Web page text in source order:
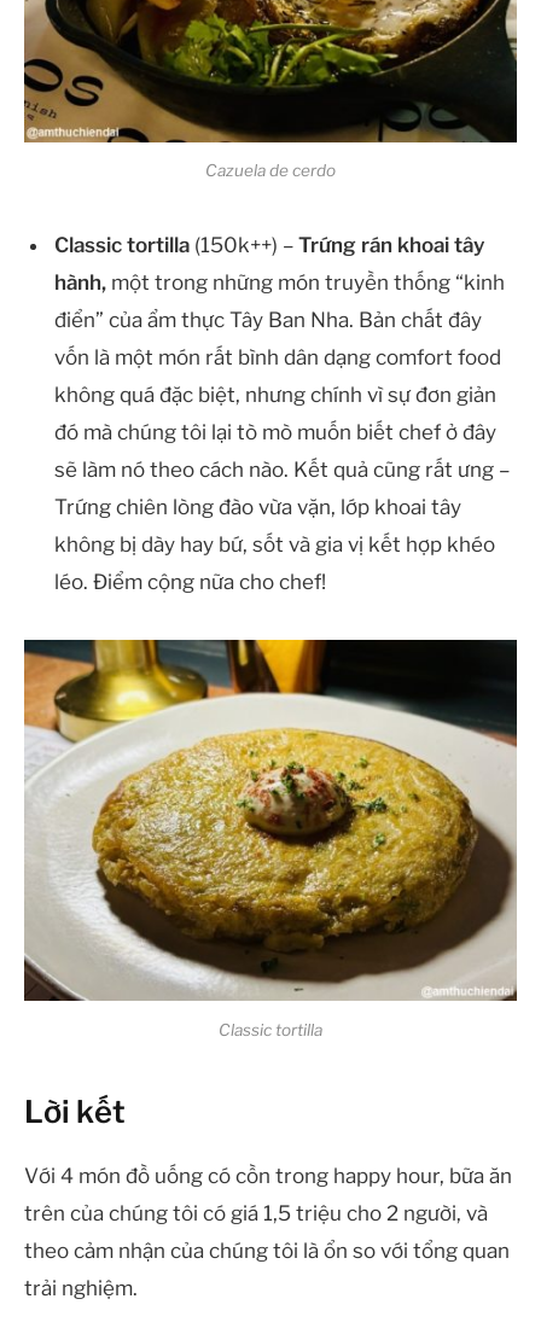
Cazuela de cerdo
Classic tortilla (150k++) – Trứng rán khoai tây
hành, một trong những món truyền thống “kinh
điển” của ẩm thực Tây Ban Nha. Bản chất đây
vốn là một món rất bình dân dạng comfort food
không quá đặc biệt, nhưng chính vì sự đơn giản
đó mà chúng tôi lại tò mò muốn biết chef ở đây
sẽ làm nó theo cách nào. Kết quả cũng rất ưng –
Trứng chiên lòng đào vừa vặn, lớp khoai tây
không bị dày hay bứ, sốt và gia vị kết hợp khéo
léo. Điểm cộng nữa cho chef!
Classic tortilla
Lời kết
Với 4 món đồ uống có cồn trong happy hour, bữa ăn
trên của chúng tôi có giá 1,5 triệu cho 2 người, và
theo cảm nhận của chúng tôi là ổn so với tổng quan
trải nghiệm.